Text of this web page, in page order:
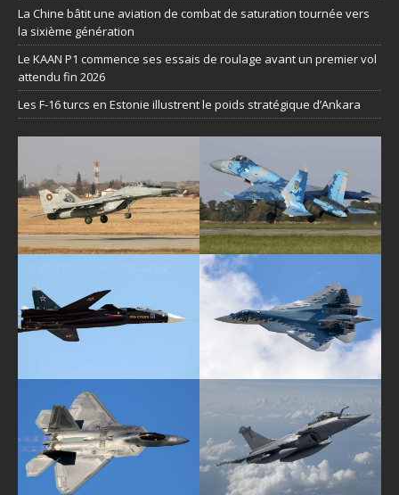
La Chine bâtit une aviation de combat de saturation tournée vers
la sixième génération
Le KAAN P1 commence ses essais de roulage avant un premier vol
attendu fin 2026
Les F-16 turcs en Estonie illustrent le poids stratégique d’Ankara